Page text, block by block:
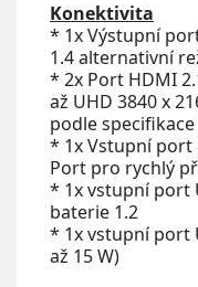
Konektivita
* 1x Výstupní
1.4 alternativní
* 2x Port HDMI
až UHD 3840 x
podle
* 1x Vstupní port
Port pro rychlý
* 1x vstupní port
baterie 1.2
* 1x vstupní port
až 15 W)